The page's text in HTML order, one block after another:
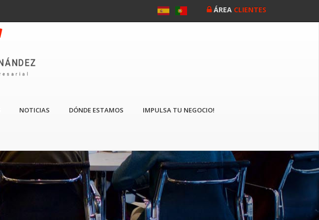
ÁREA CLIENTES
NOTICIAS DÓNDE ESTAMOS IMPULSA TU NEGOCIO!
Siguiente